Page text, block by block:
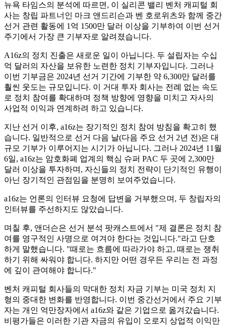
뉴욕 타임스의 분석에 따르면, 이 실리콘 밸리 벤처 캐피털 회
사는 창립 파트너인 마크 앤드리슨과 벤 호로위츠와 함께 중간
선거 관련 활동에 1억 1500만 달러 이상을 기부하여 이번 선거
주기에서 가장 큰 기부자로 알려졌습니다.
A16z의 정치 진출은 새로운 일이 아닙니다. 두 설립자는 수십
억 달러의 자산을 보유한 노련한 정치 기부자입니다. 그러나
이번 기부금은 2024년 선거 기간에 기부한 약 6,300만 달러를
훨씬 웃도는 규모입니다. 이 거대 투자 회사는 전례 없는 속도
로 정치 참여를 확대하며 정책 방향에 영향을 미치고 자사의
사업적 이익과 연계하려 하고 있습니다.
지난 선거 이후, a16z는 장기적인 정치 참여 방침을 확고히 했
습니다. 일반적으로 선거 다음 날(다음 주요 선거 2년 전)은 대
규모 기부가 이루어지는 시기가 아닙니다. 그러나 2024년 11월
6일, a16z는 암호화폐 업계의 핵심 슈퍼 PAC 두 곳에 2,300만
달러 이상을 투자하며, 자신들의 정치 전략이 단기적인 유행이
아닌 장기적인 관점임을 분명히 보여주었습니다.
a16z는 언론의 인터뷰 요청에 답변을 거부했으며, 두 창립자의
인터뷰를 주선하지도 않았습니다.
며칠 후, 앤더슨은 선거 분석 팟캐스트에서 "제 결론은 정치 참
여를 영구적인 사명으로 여겨야 한다는 것입니다."라고 단호
하게 말했습니다. "때로는 흐름에 따라가야 하고, 때로는 쟁취
하기 위해 싸워야 합니다. 하지만 어떤 경우든 우리는 전 과정
에 깊이 관여해야 합니다."
벤처 캐피털 회사들의 막대한 정치 자금 기부는 미국 정치 지
형의 중대한 변화를 반영합니다. 이번 중간선거에서 주요 기부
자는 개인 억만장자에서 a16z와 같은 기업으로 옮겨갔습니다.
비평가들은 이러한 기관 자금의 유입이 오로지 상업적 이익만